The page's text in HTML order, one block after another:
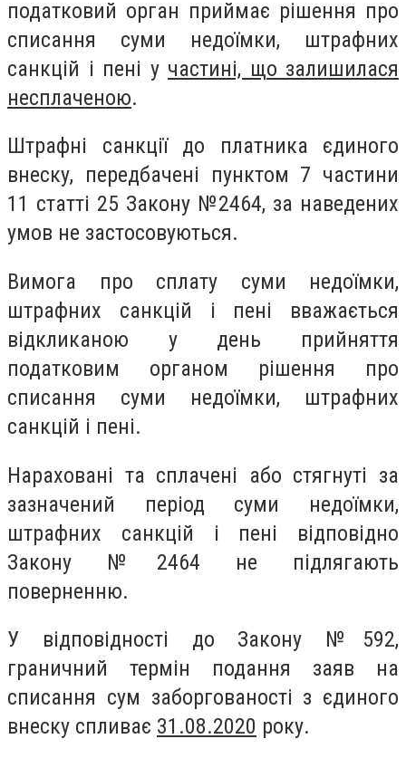
податковий орган приймає рішення про
списання суми недоїмки, штрафних
санкцій і пені у частині, що залишилася
несплаченою.
Штрафні санкції до платника єдиного
внеску, передбачені пунктом 7 частини
11 статті 25 Закону №2464, за наведених
умов не застосовуються.
Вимога про сплату суми недоїмки,
штрафних санкцій і пені вважається
відкликаною у день прийняття
податковим органом рішення про
списання суми недоїмки, штрафних
санкцій і пені.
Нараховані та сплачені або стягнуті за
зазначений період суми недоїмки,
штрафних санкцій і пені відповідно
Закону №2464 не підлягають
поверненню.
У відповідності до Закону №592,
граничний термін подання заяв на
списання сум заборгованості з єдиного
внеску спливає 31.08.2020 року.